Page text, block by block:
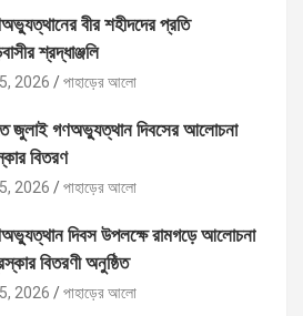
বীর শহীদদের প্রতি
শ্রদ্ধাঞ্জলি
2026 পাহাড়ের আলো
জুলাই গণঅভ্যুত্থান দিবসের আলোচনা
বিতরণ
2026 পাহাড়ের আলো
দিবস উপলক্ষে রামগড়ে আলোচনা
বিতরণী অনুষ্ঠিত
2026 পাহাড়ের আলো